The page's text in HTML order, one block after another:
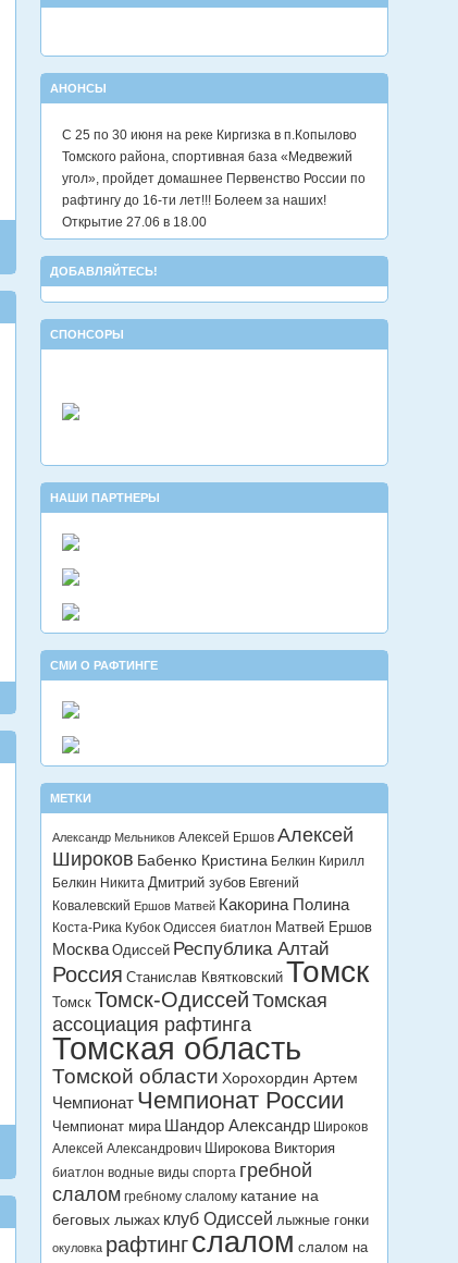
АНОНСЫ
С 25 по 30 июня на реке Киргизка в п.Копылово
Томского района, спортивная база «Медвежий
угол», пройдет домашнее Первенство России по
рафтингу до 16-ти лет!!! Болеем за наших!
Открытие 27.06 в 18.00
ДОБАВЛЯЙТЕСЬ!
СПОНСОРЫ
НАШИ ПАРТНЕРЫ
СМИ О РАФТИНГЕ
МЕТКИ
Александр Мельников Алексей Ершов Алексей
Широков Бабенко Кристина Белкин Кирилл
Белкин Никита Дмитрий зубов Евгений
Ковалевский Ершов Матвей Какорина Полина
Коста-Рика Кубок Одиссея биатлон Матвей Ершов
Москва Одиссей Республика Алтай
Россия Станислав Квятковский Томск
Томск Томск-Одиссей Томская
ассоциация рафтинга
Томская область
Томской области Хорохордин Артем
Чемпионат Чемпионат России
Чемпионат мира Шандор Александр Широков
Алексей Александрович Широкова Виктория
биатлон водные виды спорта гребной
слалом гребному слалому катание на
беговых лыжах клуб Одиссей лыжные гонки
окуловка рафтингслалом слалом на